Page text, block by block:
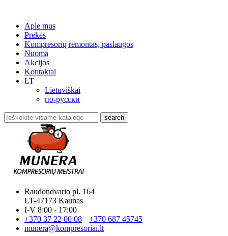
Apie mus
Prekės
Kompresorių remontas, paslaugos
Nuoma
Akcijos
Kontaktai
LT
Lietuviškai
по-русски
search
Raudondvario pl. 164
LT-47173 Kaunas
I-V 8:00 - 17:00
+370 37 22 00 08
+370 687 45745
munera@kompresoriai.lt